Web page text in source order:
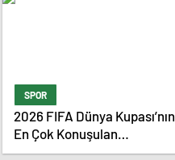
SPOR
2026 FIFA Dünya Kupası’nın
En Çok Konuşulan
Oyuncuları belli oldu!